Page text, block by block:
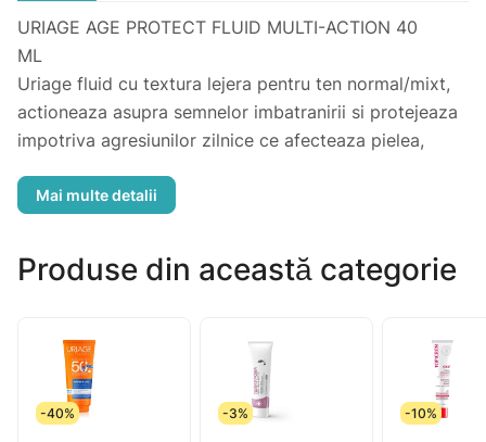
URIAGE AGE PROTECT FLUID MULTI-ACTION 40
ML
Uriage fluid cu textura lejera pentru ten normal/mixt,
actioneaza asupra semnelor imbatranirii si protejeaza
impotriva agresiunilor zilnice ce afecteaza pielea,
monitoarele dispozitivelor moderne, radiatiile UV,
ingrediente active astringente si tonifiante care reduc
dimensiunea porilor si rafineaza textura pielii, lasand-o
semnele imbatranirii, reduce vizibilitatea liniilor fine si
a ridurilor, combate pierderea fermitatii si lipsa de
volum. Contribue la prevenirea petelor pigmentare si
reda luminozitate pielii. Tonifiaza, matifiaza si
Produse din această categorie
-40% -3% -10%